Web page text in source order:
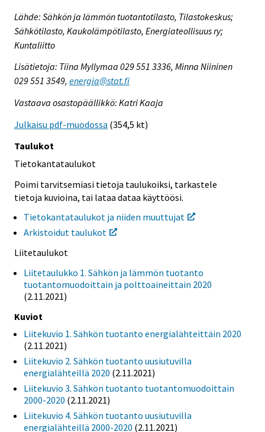
Lähde: Sähkön ja lämmön tuotantotilasto, Tilastokeskus;
Sähkötilasto, Kaukolämpötilasto, Energiateollisuus ry;
Kuntaliitto
Lisätietoja: Tiina Myllymaa 029 551 3336, Minna Niininen
029 551 3549, energia@stat.fi
Vastaava osastopäällikkö: Katri Kaaja
Julkaisu pdf-muodossa (354,5 kt)
Taulukot
Tietokantataulukot
Poimi tarvitsemiasi tietoja taulukoiksi, tarkastele
tietoja kuvioina, tai lataa dataa käyttöösi.
Tietokantataulukot ja niiden muuttujat
Arkistoidut taulukot
Liitetaulukot
Liitetaulukko 1. Sähkön ja lämmön tuotanto
tuotantomuodoittain ja polttoaineittain 2020
(2.11.2021)
Kuviot
Liitekuvio 1. Sähkön tuotanto energialähteittäin 2020
(2.11.2021)
Liitekuvio 2. Sähkön tuotanto uusiutuvilla
energialähteillä 2020 (2.11.2021)
Liitekuvio 3. Sähkön tuotanto tuotantomuodoittain
2000-2020 (2.11.2021)
Liitekuvio 4. Sähkön tuotanto uusiutuvilla
energialähteillä 2000-2020 (2.11.2021)